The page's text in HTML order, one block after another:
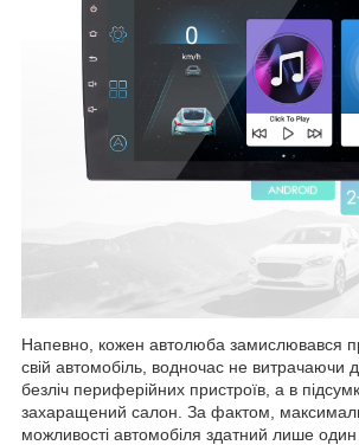
Напевно, кожен автолюба замислювався
свій автомобіль, водночас не витрачаючи
безліч периферійних пристроїв, а в
захаращений салон. За фактом,
можливості автомобіля здатний лише